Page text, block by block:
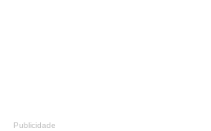
Publicidade